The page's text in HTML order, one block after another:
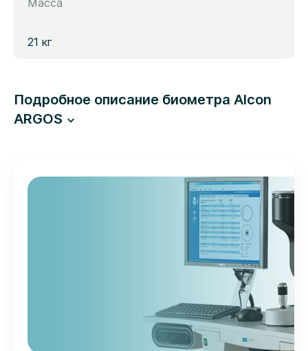
21 кг
Подробное описание биометра Alcon
ARGOS